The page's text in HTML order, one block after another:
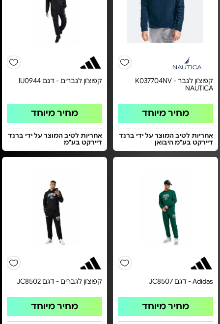
קפוצ'ון לגבר K037704NV -
NAUTICA
מחיר מיוחד
אחריות לטיב המוצר על ידי ברנד
דיירקט בע"מ היבואן
קפוצ'ון לגברים - דגם IU0944
מחיר מיוחד
אחריות לטיב המוצר על ידי ברנד
דיירקט בע"מ
Adidas - דגם JC8507
מחיר מיוחד
קפוצ'ון לגברים - דגם JC8502
מחיר מיוחד